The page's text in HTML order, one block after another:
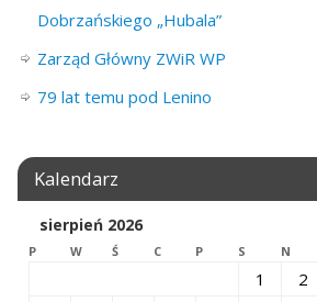
Dobrzańskiego „Hubala”
Zarząd Główny ZWiR WP
79 lat temu pod Lenino
Kalendarz
sierpień 2026
P W Ś C P S N
1
2